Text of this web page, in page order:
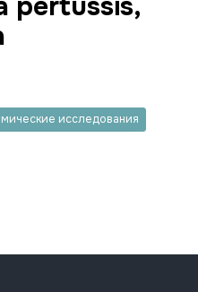
исследования